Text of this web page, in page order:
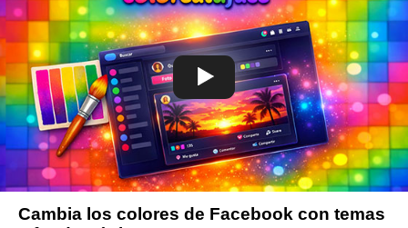
Cambia los colores de Facebook con temas